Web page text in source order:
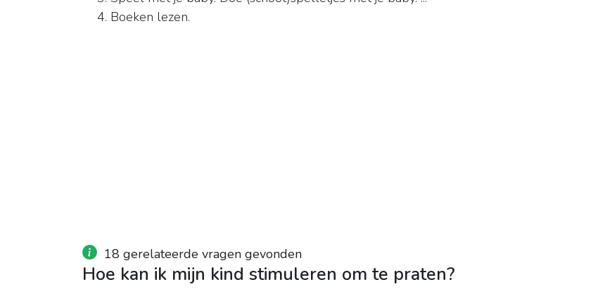
Boeken lezen.
18 gerelateerde vragen gevonden
Hoe kan ik mijn kind stimuleren om te praten?